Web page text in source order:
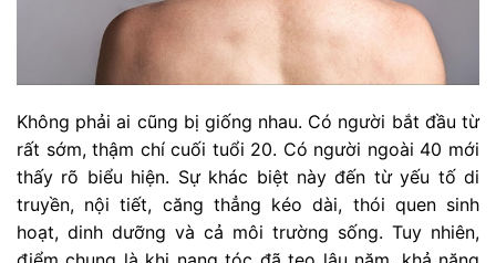
Không phải ai cũng bị giống nhau. Có người bắt đầu từ
rất sớm, thậm chí cuối tuổi 20. Có người ngoài 40 mới
thấy rõ biểu hiện. Sự khác biệt này đến từ yếu tố di
truyền, nội tiết, căng thẳng kéo dài, thói quen sinh
hoạt, dinh dưỡng và cả môi trường sống. Tuy nhiên,